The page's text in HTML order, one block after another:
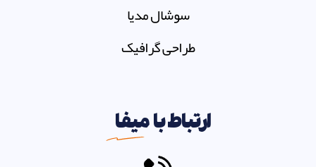
سوشال مدیا
طراحی گرافیک
ارتباط بامیفا